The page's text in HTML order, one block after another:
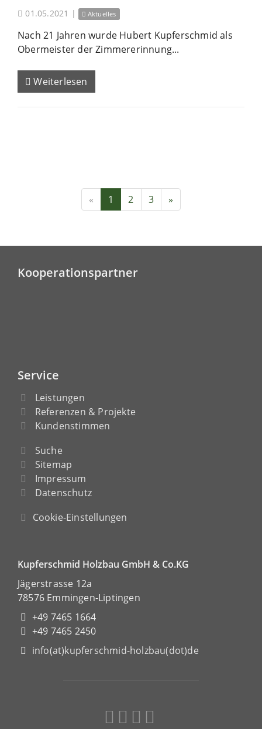
01.05.2021 | Aktuelles
Nach 21 Jahren wurde Hubert Kupferschmid als
Obermeister der Zimmererinnung...
Weiterlesen
« 1 2 3 »
Kooperationspartner
Service
Leistungen
Referenzen & Projekte
Kundenstimmen
Suche
Sitemap
Impressum
Datenschutz
Cookie-Einstellungen
Kupferschmid Holzbau GmbH & Co.KG
Jägerstrasse 12a
78576 Emmingen-Liptingen
+49 7465 1664
+49 7465 2450
info(at)kupferschmid-holzbau(dot)de